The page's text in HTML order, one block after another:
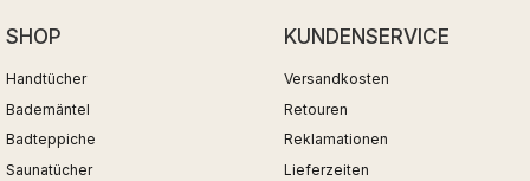
SHOP
Handtücher
Bademäntel
Badteppiche
Saunatücher
KUNDENSERVICE
Versandkosten
Retouren
Reklamationen
Lieferzeiten